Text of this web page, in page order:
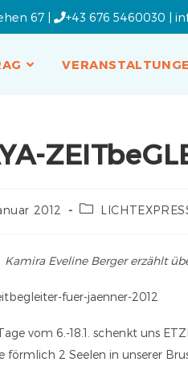
67 | +43 676 5460030 |
2012
Kamira Eveline Berger erzählt
fuer-jaenner-2012
vom 6.-18.1. schenkt uns
förmlich 2 Seelen in unserer